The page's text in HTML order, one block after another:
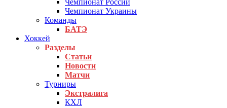
Чемпионат России
Чемпионат Украины
Команды
БАТЭ
Хоккей
Разделы
Статьи
Новости
Матчи
Турниры
Экстралига
КХЛ